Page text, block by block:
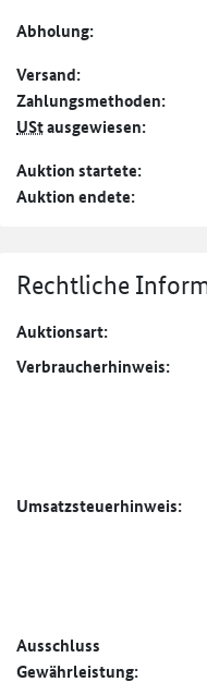
Abholung:
Versand:
Zahlungs­methoden:
UStausgewiesen:
Auktion startete:
Auktion endete:
Rechtliche
Auktionsart:
Verbraucher­hinweis:
Umsatzsteuer­hinweis:
Ausschluss
Gewährleistung: